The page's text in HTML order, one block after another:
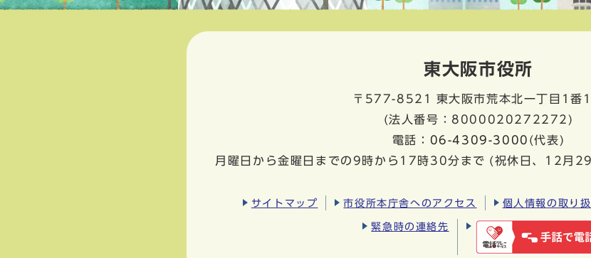
東大阪市役所
〒577-8521
東大阪市荒本北一丁目1番
(法人番号：8000020272272)
電話： 06-4309-3000 (代表)
月曜日から金曜日までの9時から17時30分まで (祝休日、12月
サイトマップ 市役所本庁舎へのアクセス 個人情報の取り
緊急時の連絡先